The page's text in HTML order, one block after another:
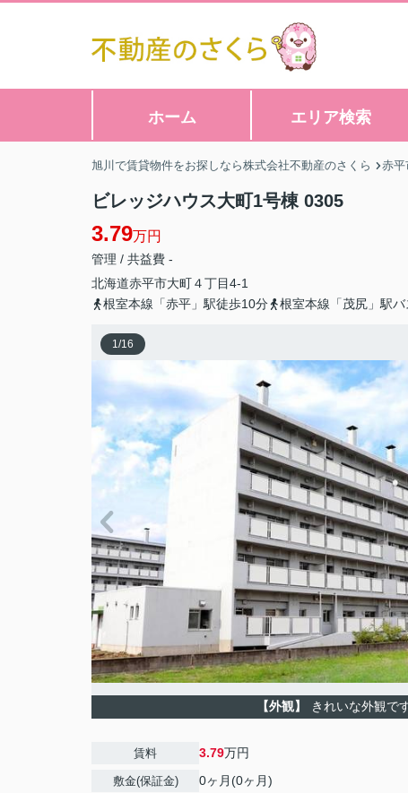
ホーム エリア検索
旭川で賃貸物件をお探しなら株式会社不動産のさくら 赤平
ビレッジハウス大町1号棟 0305
3.79万円
管理 / 共益費 -
北海道赤平市大町４丁目4-1
根室本線「赤平」駅徒歩10分
根室本線「茂尻」駅
1/16
【外観】 きれいな外観で
賃料 3.79万円
敷金(保証金) 0ヶ月(0ヶ月)